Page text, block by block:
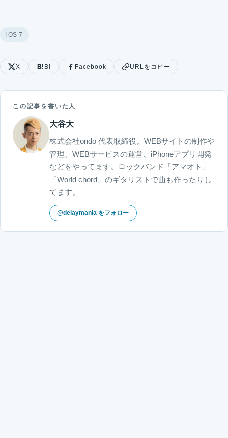
iOS 7
X B! Facebook URLをコピー
この記事を書いた人
大谷大
株式会社ondo 代表取締役。WEBサイトの制作や
管理、WEBサービスの運営、iPhoneアプリ開発
などをやってます。ロックバンド「アマオト」
「World chord」のギタリストで曲も作ったりし
てます。
@delaymania をフォロー